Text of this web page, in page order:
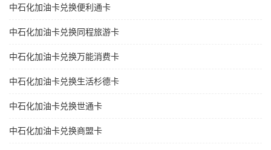
中石化加油卡兑换便利通卡
中石化加油卡兑换同程旅游卡
中石化加油卡兑换万能消费卡
中石化加油卡兑换生活杉德卡
中石化加油卡兑换世通卡
中石化加油卡兑换商盟卡